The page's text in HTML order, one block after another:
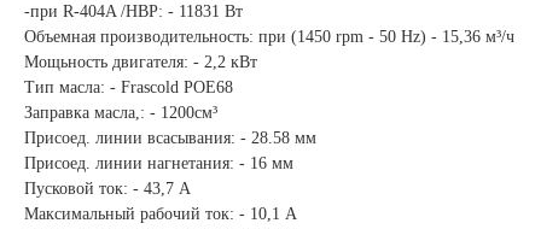
-при R-404A /HBP: - 11831 Вт
Объемная производительность: при (1450 rpm - 50 Hz) - 15,36 м³/ч
Мощьность двигателя: - 2,2 кВт
Тип масла: - Frascold POE68
Заправка масла,: - 1200см³
Присоед. линии всасывания: - 28.58 мм
Присоед. линии нагнетания: - 16 мм
Пусковой ток: - 43,7 А
Максимальный рабочий ток: - 10,1 А